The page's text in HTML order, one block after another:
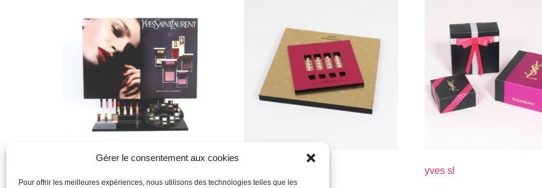
Gérer le consentement aux cookies
Pour offrir les meilleures expériences, nous utilisons des technologies telles que les
yves sl